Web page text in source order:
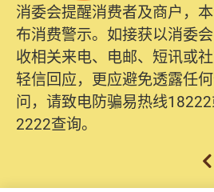
消委会提醒消费者及商户，
布消费警示。如接获以消委
收相关来电、电邮、短讯或
轻信回应，更应避免透露任
问，请致电防骗易热线
2222查询。